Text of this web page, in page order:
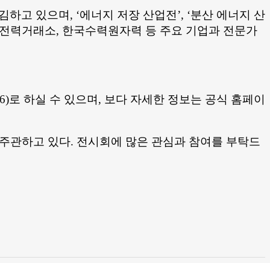
고 있으며, ‘에너지 저장 산업전’, ‘분산 에너지 산
력거래소, 한국수력원자력 등 주요 기업과 전문가
로 하실 수 있으며, 보다 자세한 정보는 공식 홈페이
관하고 있다. 전시회에 많은 관심과 참여를 부탁드